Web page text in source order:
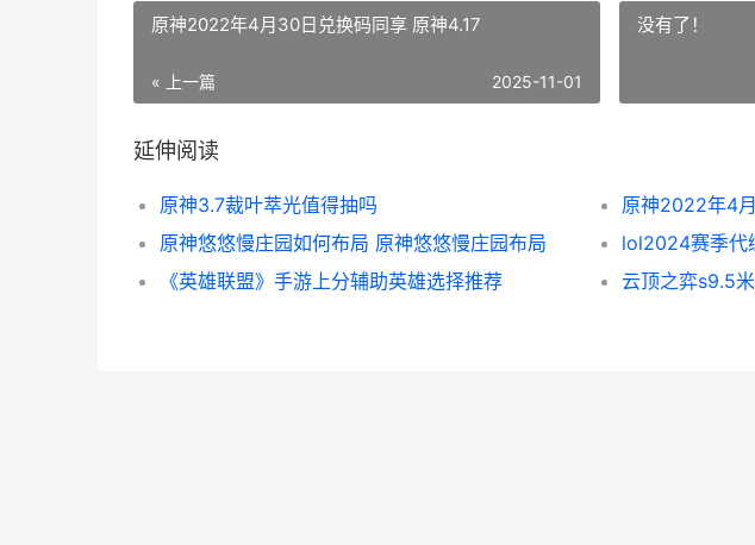
原神2022年4月30日兑换码同享 原神4.17
« 上一篇 2025-11-01
没有了！
延伸阅读
原神3.7裁叶萃光值得抽吗
原神2022年4
原神悠悠慢庄园如何布局 原神悠悠慢庄园布局
lol2024赛季代
《英雄联盟》手游上分辅助英雄选择推荐
云顶之弈s9.5